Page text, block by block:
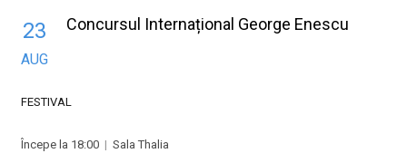
23
AUG
Concursul Internațional George Enescu
FESTIVAL
Începe la 18:00 | Sala Thalia